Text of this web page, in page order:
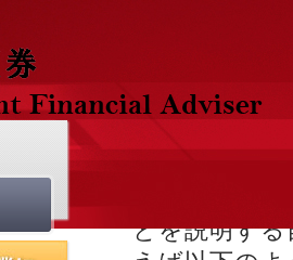
これはサン
とを説明す